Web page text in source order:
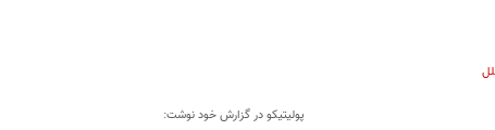
پولیتیکو در گزارش خود نوشت: